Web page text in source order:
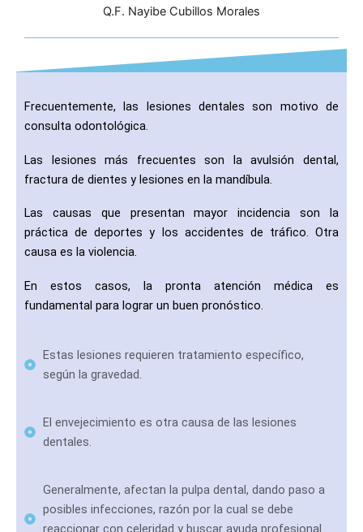
Q.F. Nayibe Cubillos Morales
Frecuentemente, las lesiones dentales son motivo de
consulta odontológica.
Las lesiones más frecuentes son la avulsión dental,
fractura de dientes y lesiones en la mandíbula.
Las causas que presentan mayor incidencia son la
práctica de deportes y los accidentes de tráfico. Otra
causa es la violencia.
En estos casos, la pronta atención médica es
fundamental para lograr un buen pronóstico.
Estas lesiones requieren tratamiento específico,
según la gravedad.
El envejecimiento es otra causa de las lesiones
dentales.
Generalmente, afectan la pulpa dental, dando paso a
posibles infecciones, razón por la cual se debe